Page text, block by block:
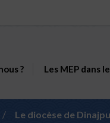
? Les MEP dans
/ Le diocèse de